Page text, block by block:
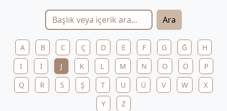
Ara
A B C Ç D E F G Ğ
H
I
İ J K L M N O Ö
P
Q
R S Ş T U Ü V W
X
Y
Z